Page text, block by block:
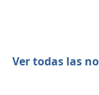
Ver todas las